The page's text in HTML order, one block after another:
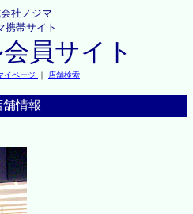
社ノジマ
携帯サイト
員サイト
イページ ｜ 店舗検索
舗情報